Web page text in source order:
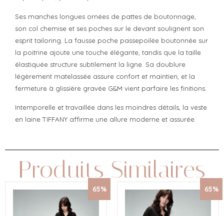
Ses manches longues ornées de pattes de boutonnage,
son col chemise et ses poches sur le devant soulignent son
esprit tailoring. La fausse poche passepoilée boutonnée sur
la poitrine ajoute une touche élégante, tandis que la taille
élastiquée structure subtilement la ligne. Sa doublure
légèrement matelassée assure confort et maintien, et la
fermeture à glissière gravée G&M vient parfaire les finitions.
Intemporelle et travaillée dans les moindres détails, la veste
en laine TIFFANY affirme une allure moderne et assurée.
Produits Similaires
65% 65%